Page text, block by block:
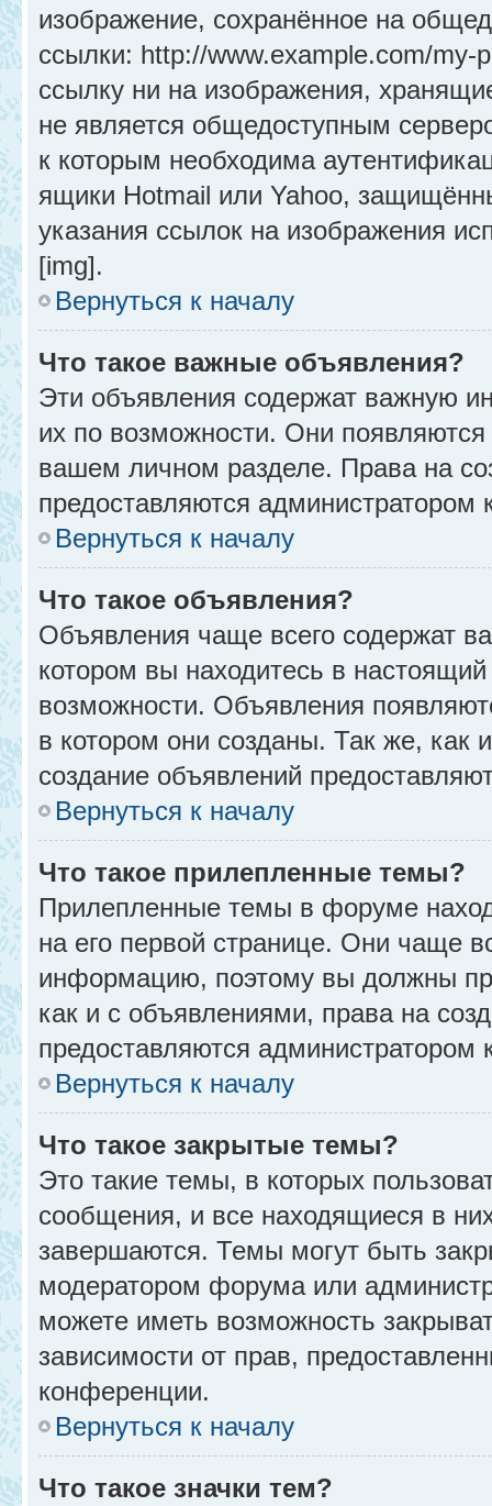
изображение, сохранённое на
ссылки: http://www.example.com/
ссылку ни на изображения,
не является общедоступным
к которым необходима
ящики Hotmail или Yahoo,
указания ссылок на изображения
[img].
Вернуться к началу
Что такое важные объявления?
Эти объявления содержат важную
их по возможности. Они
вашем личном разделе. Права на
предоставляются администратором
Вернуться к началу
Что такое объявления?
Объявления чаще всего содержат
котором вы находитесь в
возможности. Объявления
в котором они созданы. Так же,
создание объявлений
Вернуться к началу
Что такое прилепленные темы?
Прилепленные темы в форуме
на его первой странице. Они чаще
информацию, поэтому вы должны
как и с объявлениями, права на
предоставляются администратором
Вернуться к началу
Что такое закрытые темы?
Это такие темы, в которых
сообщения, и все находящиеся в
завершаются. Темы могут быть
модератором форума или
можете иметь возможность
зависимости от прав,
конференции.
Вернуться к началу
Что такое значки тем?